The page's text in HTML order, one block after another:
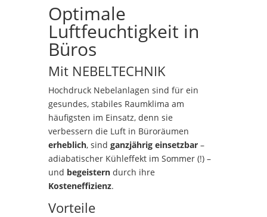
Optimale
Luftfeuchtigkeit in
Büros
Mit NEBELTECHNIK
Hochdruck Nebelanlagen sind für ein
gesundes, stabiles Raumklima am
häufigsten im Einsatz, denn sie
verbessern die Luft in Büroräumen
erheblich, sind ganzjährig einsetzbar–
adiabatischer Kühleffekt im Sommer (!) –
und begeisterndurch ihre
Kosteneffizienz.
Vorteile